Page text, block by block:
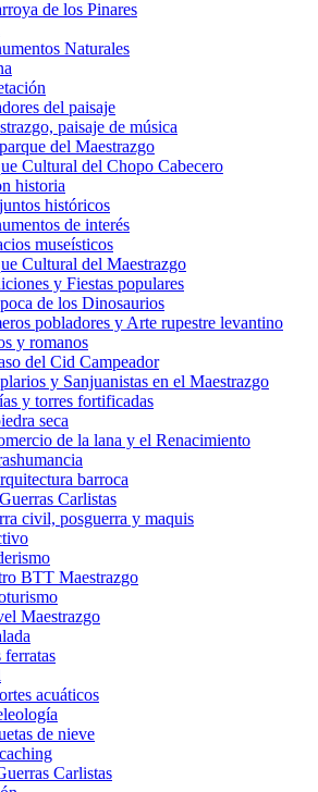
de los Pinares
Naturales
del paisaje
paisaje de música
del Maestrazgo
Cultural del Chopo Cabecero
historia
históricos
de interés
museísticos
Cultural del Maestrazgo
y Fiestas populares
de los Dinosaurios
pobladores y Arte rupestre levantino
y romanos
del Cid Campeador
y Sanjuanistas en el Maestrazgo
y torres fortificadas
seca
de la lana y el Renacimiento
barroca
Carlistas
civil, posguerra y maquis
BTT Maestrazgo
Maestrazgo
ferratas
acuáticos
de nieve
Carlistas